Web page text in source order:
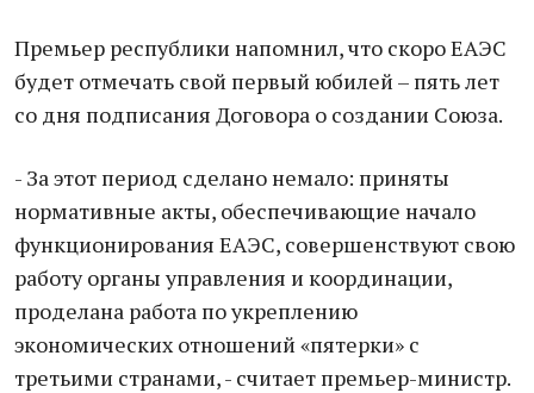
Премьер республики напомнил, что скоро ЕАЭС
будет отмечать свой первый юбилей – пять лет
со дня подписания Договора о создании Союза.
- За этот период сделано немало: приняты
нормативные акты, обеспечивающие начало
функционирования ЕАЭС, совершенствуют свою
работу органы управления и координации,
проделана работа по укреплению
экономических отношений «пятерки» с
третьими странами, - считает премьер-министр.